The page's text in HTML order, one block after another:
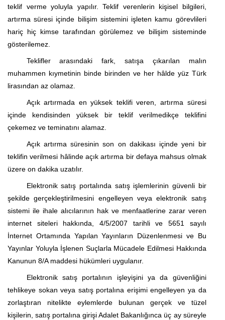
teklif verme yoluyla yapılır. Teklif verenlerin kişisel bilgileri,
artırma süresi içinde bilişim sistemini işleten kamu görevlileri
hariç hiç kimse tarafından görülemez ve bilişim sisteminde
gösterilemez.
Teklifler arasındaki fark, satışa çıkarılan malın
muhammen kıymetinin binde birinden ve her hâlde yüz Türk
lirasından az olamaz.
Açık artırmada en yüksek teklifi veren, artırma süresi
içinde kendisinden yüksek bir teklif verilmedikçe teklifini
çekemez ve teminatını alamaz.
Açık artırma süresinin son on dakikası içinde yeni bir
teklifin verilmesi hâlinde açık artırma bir defaya mahsus olmak
üzere on dakika uzatılır.
Elektronik satış portalında satış işlemlerinin güvenli bir
şekilde gerçekleştirilmesini engelleyen veya elektronik satış
sistemi ile ihale alıcılarının hak ve menfaatlerine zarar veren
internet siteleri hakkında, 4/5/2007 tarihli ve 5651 sayılı
İnternet Ortamında Yapılan Yayınların Düzenlenmesi ve Bu
Yayınlar Yoluyla İşlenen Suçlarla Mücadele Edilmesi Hakkında
Kanunun 8/A maddesi hükümleri uygulanır.
Elektronik satış portalının işleyişini ya da güvenliğini
tehlikeye sokan veya satış portalına erişimi engelleyen ya da
zorlaştıran nitelikte eylemlerde bulunan gerçek ve tüzel
kişilerin, satış portalına girişi Adalet Bakanlığınca üç ay süreyle